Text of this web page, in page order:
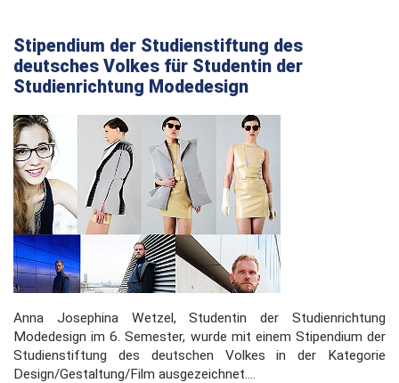
Stipendium der Studienstiftung des
deutsches Volkes für Studentin der
Studienrichtung Modedesign
Anna Josephina Wetzel, Studentin der Studienrichtung
Modedesign im 6. Semester, wurde mit einem Stipendium der
Studienstiftung des deutschen Volkes in der Kategorie
Design/Gestaltung/Film ausgezeichnet....